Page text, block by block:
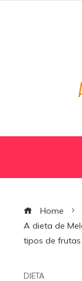
Home
A dieta de
tipos de
DIETA